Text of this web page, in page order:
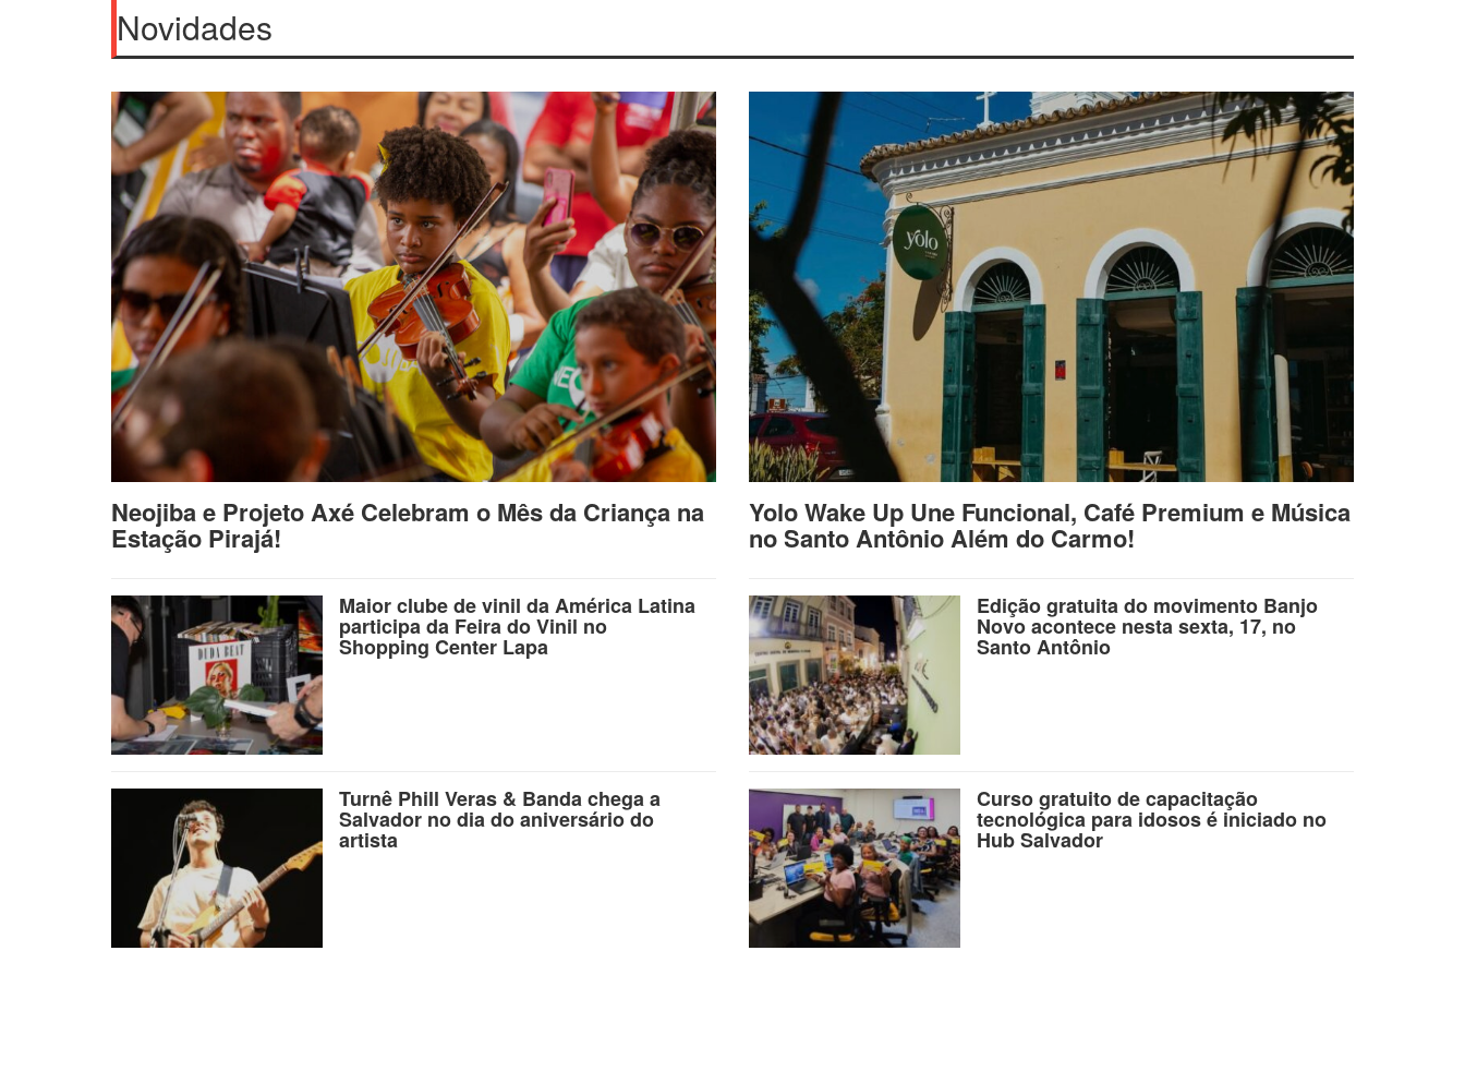
Novidades
Neojiba e Projeto Axé Celebram o Mês da Criança na
Estação Pirajá!
Yolo Wake Up Une Funcional, Café Premium e Música
no Santo Antônio Além do Carmo!
Maior clube de vinil da América Latina
participa da Feira do Vinil no
Shopping Center Lapa
Edição gratuita do movimento Banjo
Novo acontece nesta sexta, 17, no
Santo Antônio
Turnê Phill Veras & Banda chega a
Salvador no dia do aniversário do
artista
Curso gratuito de capacitação
tecnológica para idosos é iniciado no
Hub Salvador